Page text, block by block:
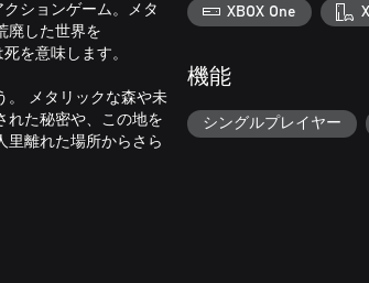
ションゲーム。メタ
廃した世界を
を意味します。
。 メタリックな森や未
れた秘密や、この地を
里離れた場所からさら
XBOX One
機能
シングルプレイヤー